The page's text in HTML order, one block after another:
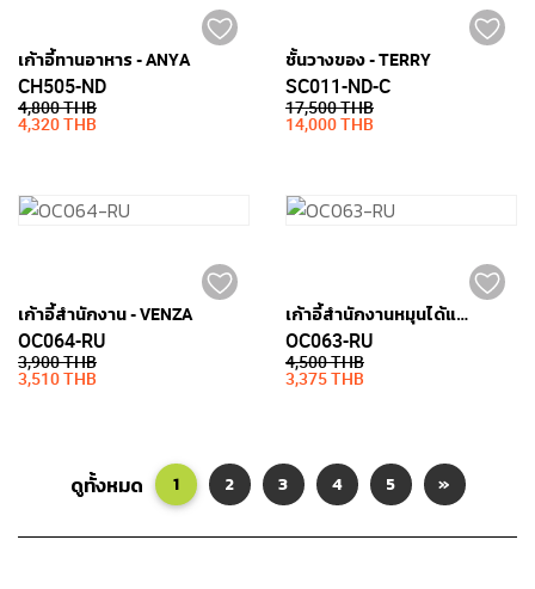
เก้าอี้ทานอาหาร - ANYA
CH505-ND
4,800 THB
4,320 THB
ชั้นวางของ - TERRY
SC011-ND-C
17,500 THB
14,000 THB
เก้าอี้สำนักงาน - VENZA
OC064-RU
3,900 THB
3,510 THB
เก้าอี้สำนักงานหมุนได้และมีล้อ - VENZA
OC063-RU
4,500 THB
3,375 THB
ดูทั้งหมด 1 2 3 4 5 »